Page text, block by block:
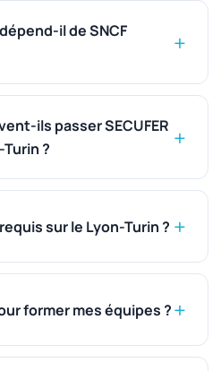
il de SNCF
ils passer SECUFER
?
sur le Lyon-Turin ?
former mes équipes ?